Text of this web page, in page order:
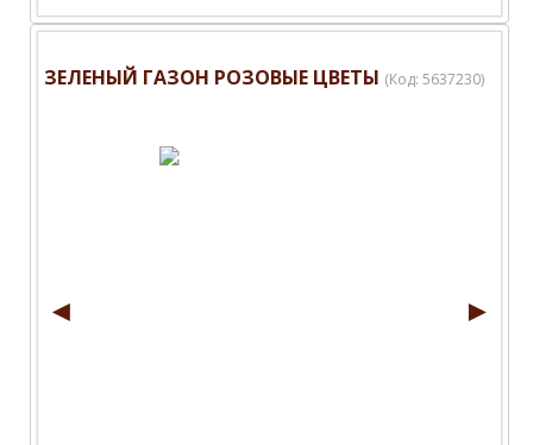
ЗЕЛЕНЫЙ ГАЗОН РОЗОВЫЕ ЦВЕТЫ (Код: 5637230)
◄ ►